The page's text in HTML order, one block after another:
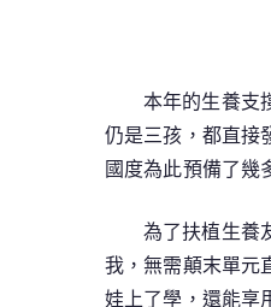
本年的生養支
仍是三孩，都直接
國度為此預備了幾
為了扶植生養
我，無需顛末單元
娃上了學，還能享